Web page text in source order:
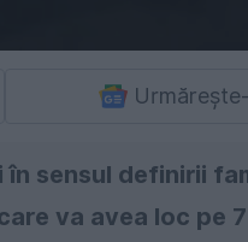
sensul definirii
va avea loc pe